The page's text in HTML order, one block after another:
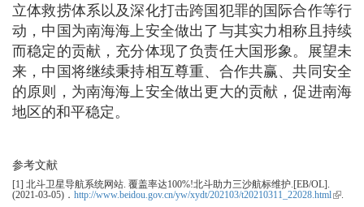
立体救捞体系以及深化打击跨国犯罪的国际合作等行
动，中国为南海海上安全做出了与其实力相称且持续
而稳定的贡献，充分体现了负责任大国形象。展望未
来，中国将继续秉持相互尊重、合作共赢、共同安全
的原则，为南海海上安全做出更大的贡献，促进南海
地区的和平稳定。
参考文献
[1] 北斗卫星导航系统网站. 覆盖率达100%!北斗助力三沙航标维护.[EB/OL].
(2021-03-05)． http://www.beidou.gov.cn/yw/xydt/202103/t20210311_22028.html(link is
.